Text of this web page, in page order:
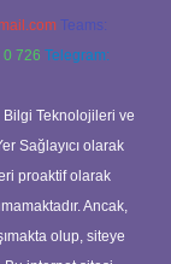
Teams:
0 726 Telegram:
Bilgi Teknolojileri ve
Sağlayıcı olarak
proaktif olarak
Ancak,
olup, siteye